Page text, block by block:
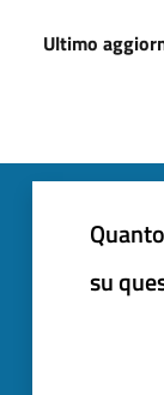
Ultimo
su